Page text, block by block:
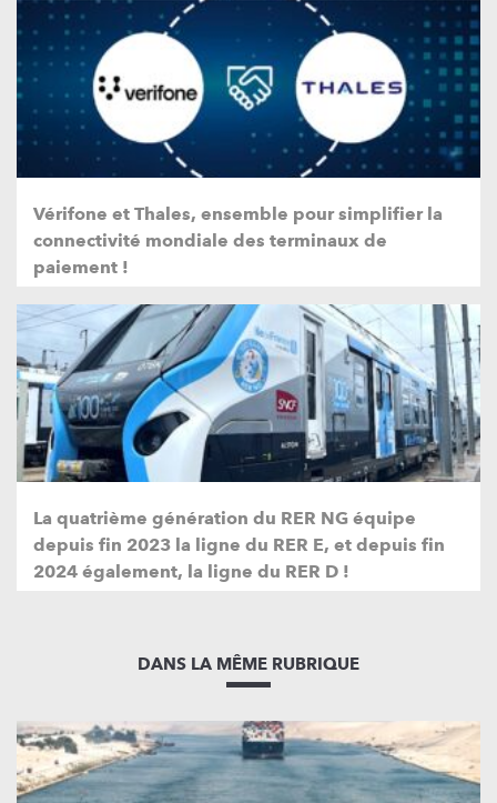
Vérifone et Thales, ensemble pour simplifier la
connectivité mondiale des terminaux de
paiement !
La quatrième génération du RER NG équipe
depuis fin 2023 la ligne du RER E, et depuis fin
2024 également, la ligne du RER D !
DANS LA MÊME RUBRIQUE